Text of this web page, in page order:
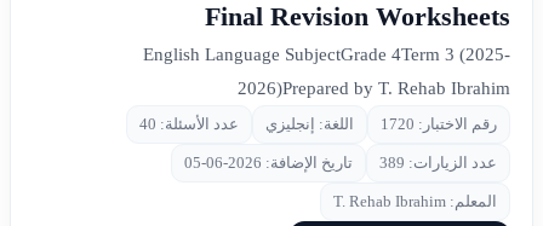
Final Revision Worksheets
English Language SubjectGrade 4Term 3 (2025-
2026)Prepared by T. Rehab Ibrahim
رقم الاختبار: 1720 اللغة: إنجليزي عدد الأسئلة: 40
عدد الزيارات: 389 تاريخ الإضافة: 2026-06-05
المعلم: T. Rehab Ibrahim